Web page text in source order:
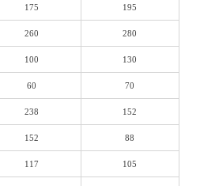
175 195
260 280
100 130
60 70
238 152
152 88
117 105